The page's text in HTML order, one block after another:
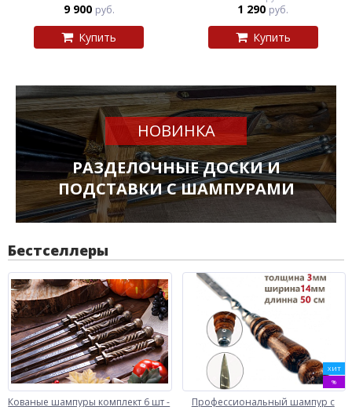
9 900 руб.
Купить
1 290 руб.
Купить
НОВИНКА
РАЗДЕЛОЧНЫЕ ДОСКИ И
ПОДСТАВКИ С ШАМПУРАМИ
Бестселлеры
Кованые шампуры комплект 6 шт -
ХИТ
%
Профессиональный шампур с